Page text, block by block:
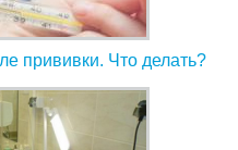
прививки. Что делать?